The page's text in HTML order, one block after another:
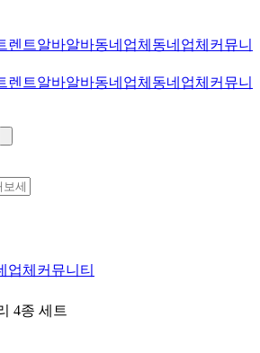
렌트알바알바동네업체 동네업체 커뮤니
렌트알바알바동네업체 동네업체 커뮤니
업체 커뮤니티
4종 세트